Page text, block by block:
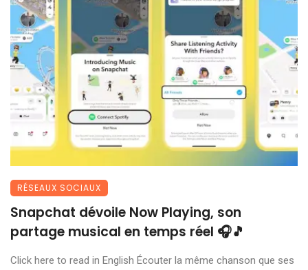
RÉSEAUX SOCIAUX
Snapchat dévoile Now Playing, son
partage musical en temps réel 🎧🎵
Click here to read in English Écouter la même chanson que ses